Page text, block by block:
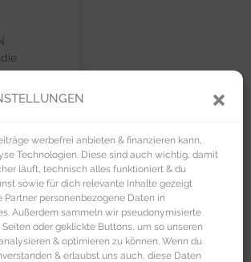
werbefrei anbieten & finanzieren kann,
Technologien. Diese sind auch wichtig, damit
läuft, technisch alles funktioniert & du
sowie für dich relevante Inhalte gezeigt
personenbezogene Daten in
Außerdem sammeln wir pseudonymisierte
oder geklickte Buttons, um so unseren
& optimieren zu können. Wenn du
& erlaubst uns auch, diese Daten